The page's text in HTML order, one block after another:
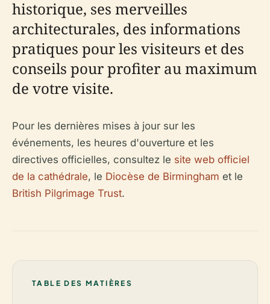
historique, ses merveilles
architecturales, des informations
pratiques pour les visiteurs et des
conseils pour profiter au maximum
de votre visite.
Pour les dernières mises à jour sur les
événements, les heures d'ouverture et les
directives officielles, consultez le site web officiel
de la cathédrale, le Diocèse de Birmingham et le
British Pilgrimage Trust.
TABLE DES MATIÈRES